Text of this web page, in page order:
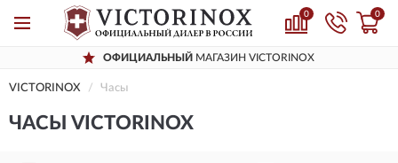
0 0
VICTORINOX ДОСТАВИМ
VICTORINOX Часы
ЧАСЫ VICTORINOX